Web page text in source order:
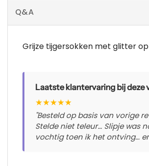
Q&A
Grijze tijgersokken met glitter
Laatste klantervaring bij deze
★★★★★
"Besteld op basis van vorige
Stelde niet teleur… Slipje was
vochtig toen ik het ontving…